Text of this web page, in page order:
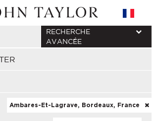
RECHERCHE
AVANCÉE
Ambares-Et-Lagrave, Bordeaux, France